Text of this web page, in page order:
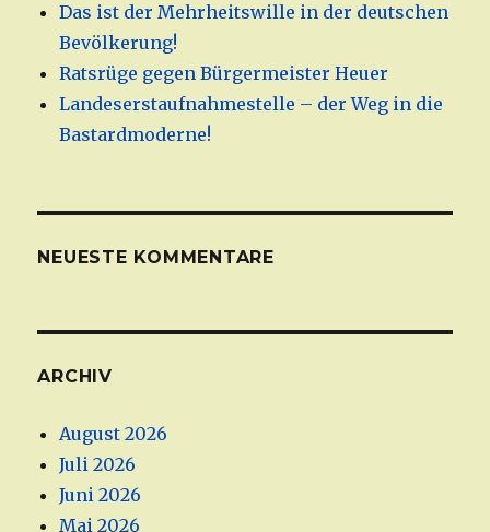
Das ist der Mehrheitswille in der deutschen
Bevölkerung!
Ratsrüge gegen Bürgermeister Heuer
Landeserstaufnahmestelle – der Weg in die
Bastardmoderne!
NEUESTE KOMMENTARE
ARCHIV
August 2026
Juli 2026
Juni 2026
Mai 2026